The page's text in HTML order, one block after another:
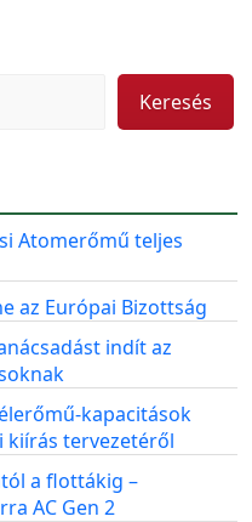
Keresés
Atomerőmű teljes
az Európai Bizottság
indít az
kapacitások
kiírás tervezetéről
a flottákig –
AC Gen 2